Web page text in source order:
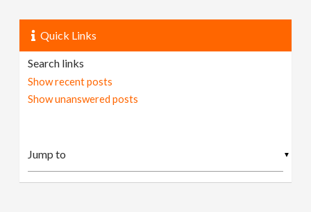
Quick Links
Search links
Show recent posts
Show unanswered posts
▼